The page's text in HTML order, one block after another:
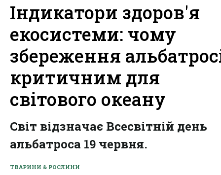
Індикатори здоров'я
екосистеми: чому
збереження
критичним для
світового океану
Світ відзначає Всесвітній день
альбатроса 19 червня.
ТВАРИНИ & РОСЛИНИ